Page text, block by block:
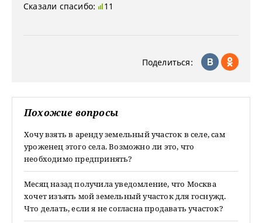
Сказали спасибо: 11
Поделиться:
Похожие вопросы
Хочу взять в аренду земельный участок в селе, сам
уроженец этого села. Возможно ли это, что
необходимо предпринять?
Месяц назад получила уведомление, что Москва
хочет изъять мой земельный участок для госнужд.
Что делать, если я не согласна продавать участок?